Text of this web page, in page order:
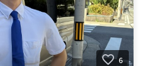
6